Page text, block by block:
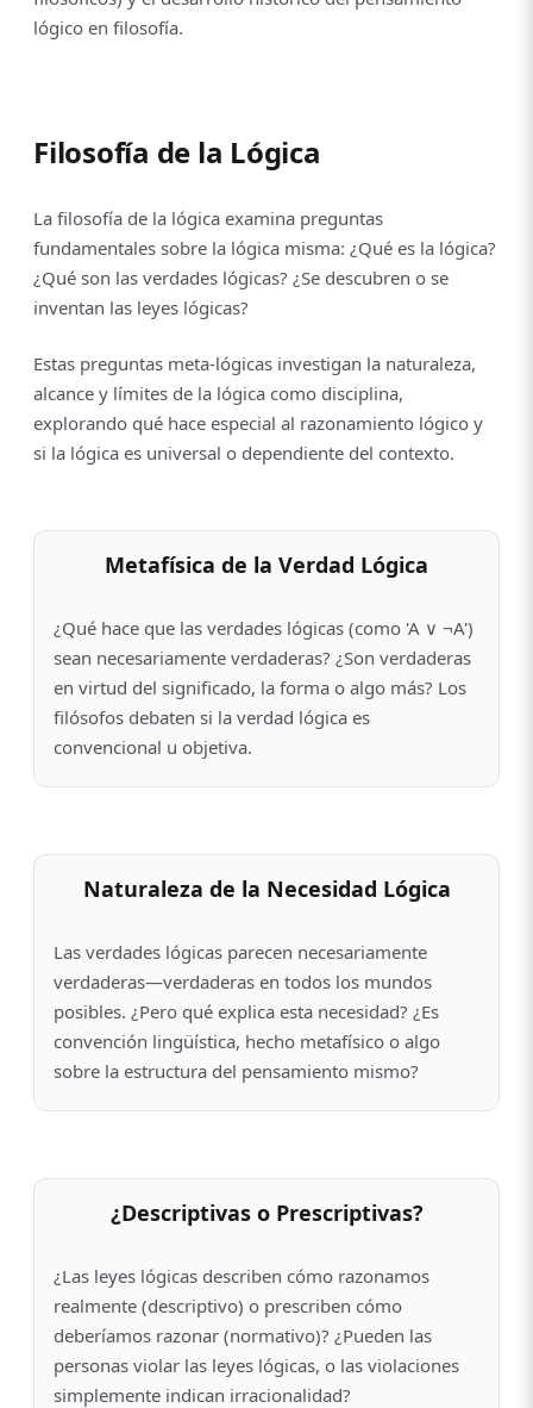
lógico en filosofía.
Filosofía de la Lógica
La filosofía de la lógica examina preguntas
fundamentales sobre la lógica misma: ¿Qué es la lógica?
¿Qué son las verdades lógicas? ¿Se descubren o se
inventan las leyes lógicas?
Estas preguntas meta-lógicas investigan la naturaleza,
alcance y límites de la lógica como disciplina,
explorando qué hace especial al razonamiento lógico y
si la lógica es universal o dependiente del contexto.
Metafísica de la Verdad Lógica
¿Qué hace que las verdades lógicas (como 'A ∨ ¬A')
sean necesariamente verdaderas? ¿Son verdaderas
en virtud del significado, la forma o algo más? Los
filósofos debaten si la verdad lógica es
convencional u objetiva.
Naturaleza de la Necesidad Lógica
Las verdades lógicas parecen necesariamente
verdaderas—verdaderas en todos los mundos
posibles. ¿Pero qué explica esta necesidad? ¿Es
convención lingüística, hecho metafísico o algo
sobre la estructura del pensamiento mismo?
¿Descriptivas o Prescriptivas?
¿Las leyes lógicas describen cómo razonamos
realmente (descriptivo) o prescriben cómo
deberíamos razonar (normativo)? ¿Pueden las
personas violar las leyes lógicas, o las violaciones
simplemente indican irracionalidad?